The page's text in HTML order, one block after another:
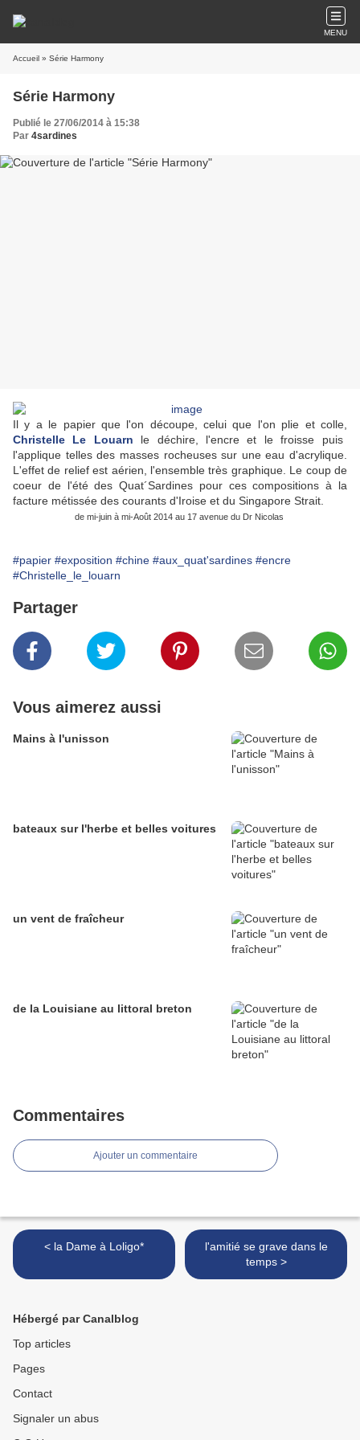
MENU
Accueil » Série Harmony
Série Harmony
Publié le 27/06/2014 à 15:38
Par 4sardines
Il y a le papier que l'on découpe, celui que l'on plie et colle,
Christelle Le Louarn le déchire, l'encre et le froisse puis
l'applique telles des masses rocheuses sur une eau d'acrylique.
L'effet de relief est aérien, l'ensemble très graphique. Le coup de
coeur de l'été des Quat´Sardines pour ces compositions à la
facture métissée des courants d'Iroise et du Singapore Strait.
de mi-juin à mi-Août 2014 au 17 avenue du Dr Nicolas
#papier #exposition #chine #aux_quat'sardines #encre
#Christelle_le_louarn
Partager
Vous aimerez aussi
Mains à l'unisson
bateaux sur l'herbe et belles voitures
un vent de fraîcheur
de la Louisiane au littoral breton
Commentaires
Ajouter un commentaire
< la Dame à Loligo*
l'amitié se grave dans le
temps >
Hébergé par Canalblog
Top articles
Pages
Contact
Signaler un abus